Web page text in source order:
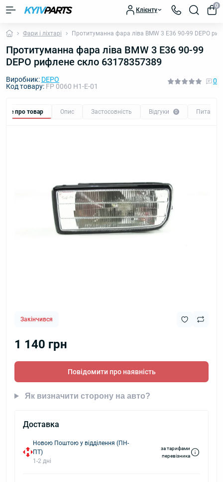
Клієнту
0
Фари і ліхтарі Протитуманна фара ліва BMW 3 E36 90-99 DEPO
Протитуманна фара ліва BMW 3 E36 90-99
DEPO рифлене скло 63178357389
Виробник: DEPO
Код товару: FP 0060 H1-E-01
0
Все про товар Опис Застосовність Відгуки 0 Питання
Закінчився
1 140 грн
Повідомити про наявність
Як визначити сторону на авто?
Доставка
Новою Поштою у відділення (ПН-
ПТ)
1-2 дні
за тарифами
перевізника